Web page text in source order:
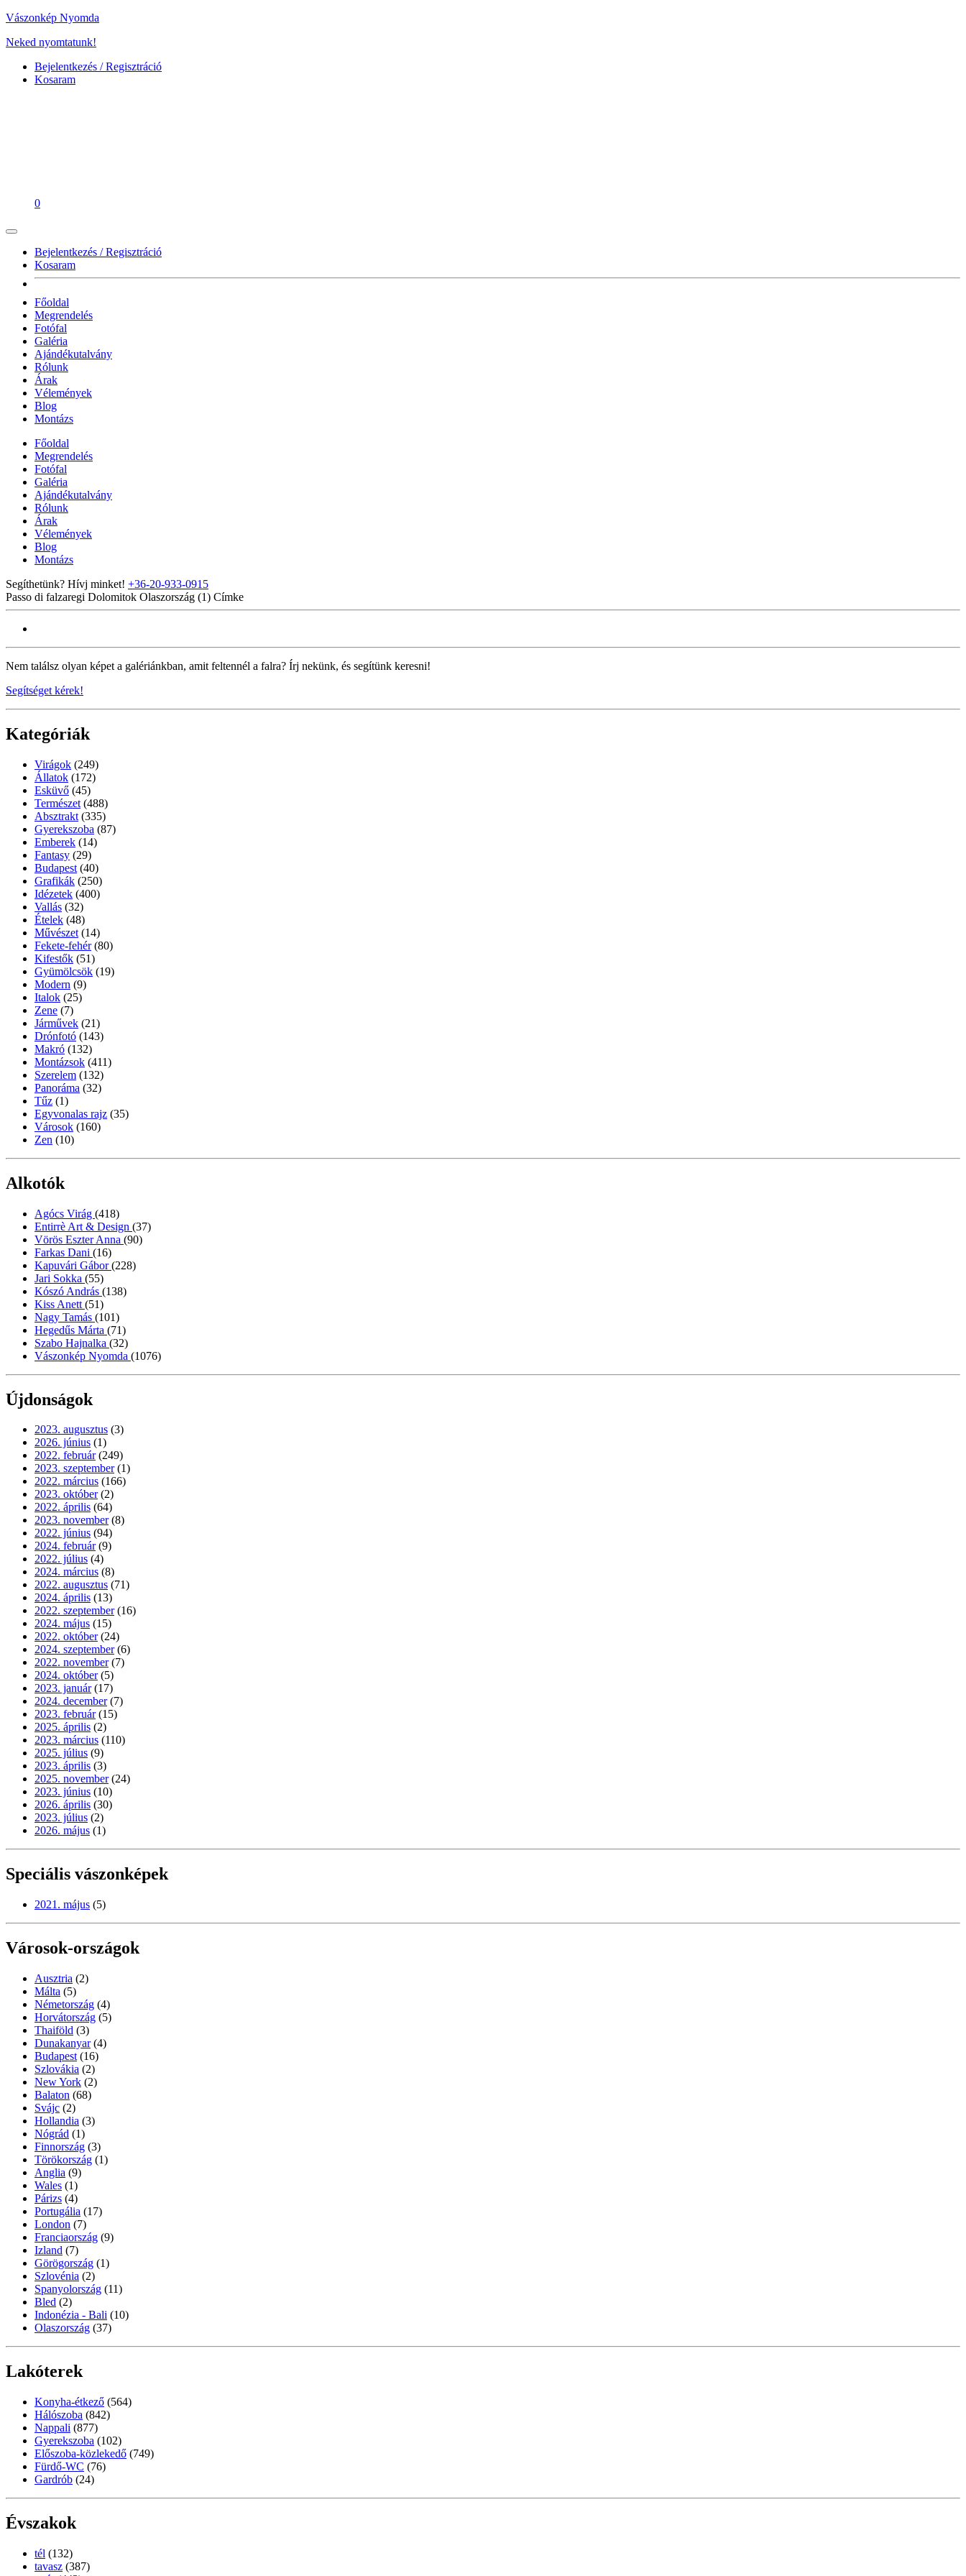
Vászonkép Nyomda
Neked nyomtatunk!
Bejelentkezés / Regisztráció
Kosaram
0
Bejelentkezés / Regisztráció
Kosaram
Főoldal
Megrendelés
Fotófal
Galéria
Ajándékutalvány
Rólunk
Árak
Vélemények
Blog
Montázs
Főoldal
Megrendelés
Fotófal
Galéria
Ajándékutalvány
Rólunk
Árak
Vélemények
Blog
Montázs
Segíthetünk? Hívj minket! +36-20-933-0915
Passo di falzaregi Dolomitok Olaszország (1) Címke
Nem találsz olyan képet a galériánkban, amit feltennél a falra? Írj nekünk, és segítünk keresni!
Segítséget kérek!
Kategóriák
Virágok (249)
Állatok (172)
Esküvő (45)
Természet (488)
Absztrakt (335)
Gyerekszoba (87)
Emberek (14)
Fantasy (29)
Budapest (40)
Grafikák (250)
Idézetek (400)
Vallás (32)
Ételek (48)
Művészet (14)
Fekete-fehér (80)
Kifestők (51)
Gyümölcsök (19)
Modern (9)
Italok (25)
Zene (7)
Járművek (21)
Drónfotó (143)
Makró (132)
Montázsok (411)
Szerelem (132)
Panoráma (32)
Tűz (1)
Egyvonalas rajz (35)
Városok (160)
Zen (10)
Alkotók
Agócs Virág (418)
Entirrè Art & Design (37)
Vörös Eszter Anna (90)
Farkas Dani (16)
Kapuvári Gábor(228)
Jari Sokka (55)
Kószó András (138)
Kiss Anett (51)
Nagy Tamás (101)
Hegedűs Márta (71)
Szabo Hajnalka (32)
Vászonkép Nyomda (1076)
Újdonságok
2023. augusztus (3)
2026. június (1)
2022. február (249)
2023. szeptember (1)
2022. március (166)
2023. október (2)
2022. április (64)
2023. november (8)
2022. június (94)
2024. február (9)
2022. július (4)
2024. március (8)
2022. augusztus (71)
2024. április (13)
2022. szeptember (16)
2024. május (15)
2022. október (24)
2024. szeptember (6)
2022. november (7)
2024. október (5)
2023. január (17)
2024. december (7)
2023. február (15)
2025. április (2)
2023. március (110)
2025. július (9)
2023. április (3)
2025. november (24)
2023. június (10)
2026. április (30)
2023. július (2)
2026. május (1)
Speciális vászonképek
2021. május (5)
Városok-országok
Ausztria (2)
Málta (5)
Németország (4)
Horvátország (5)
Thaiföld (3)
Dunakanyar (4)
Budapest (16)
Szlovákia (2)
New York (2)
Balaton (68)
Svájc (2)
Hollandia (3)
Nógrád (1)
Finnország (3)
Törökország (1)
Anglia (9)
Wales (1)
Párizs (4)
Portugália (17)
London (7)
Franciaország (9)
Izland (7)
Görögország (1)
Szlovénia (2)
Spanyolország (11)
Bled (2)
Indonézia - Bali (10)
Olaszország (37)
Lakóterek
Konyha-étkező (564)
Hálószoba (842)
Nappali (877)
Gyerekszoba (102)
Előszoba-közlekedő (749)
Fürdő-WC (76)
Gardrób (24)
Évszakok
tél (132)
tavasz (387)